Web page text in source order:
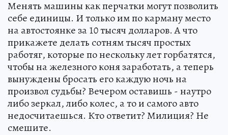
Менять машины как перчатки могут позволить
себе единицы. И только им по карману место
на автостоянке за 10 тысяч долларов. А что
прикажете делать сотням тысяч простых
работяг, которые по нескольку лет горбатятся,
чтобы на железного коня заработать, а теперь
вынуждены бросать его каждую ночь на
произвол судьбы? Вечером оставишь - наутро
либо зеркал, либо колес, а то и самого авто
недосчитаешься. Кто ответит? Милиция? Не
смешите.